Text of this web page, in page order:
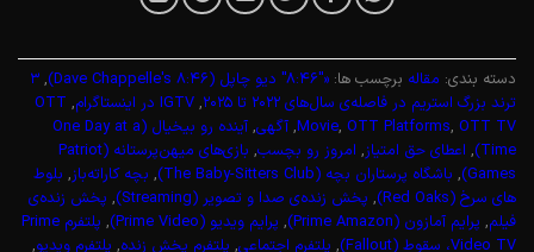
دسته بندی: مقاله برچسب ها: «"8:46" دیو چاپل (Dave Chappelle's 8:46) , ۳
ترند بزرگ استریم در فاصله‌ی سال‌های ۲۰۲۲ تا ۲۰۲۵
, IGTV در اینستاگرام ,
OTT
Movie, OTT Platforms, OTT TV
, آگهی,
آینده رو بیخیال (One Day at a
Time)
, اعطای حق امتیاز, امروز رو بچسب,
بازی‌های میهن‌پرستانه (Patriot
Games)
, باشگاه پرستاران بچه (The Baby-Sitters Club) , بچه کاراته‌باز, بلوط‌
های سرخ (Red Oaks)
, پخش زنده‌ی صدا و تصویر (Streaming) , پخش زنده‌ی
فیلم, پرایم آمازون (Prime Amazon) , پرایم ویدیو (Prime Video) ,
پلتفرم Prime
Video TV، سقوط (Fallout)
, پلتفرم اجتماعی, پلتفرم پخش زنده, پلتفرم ویدیو,